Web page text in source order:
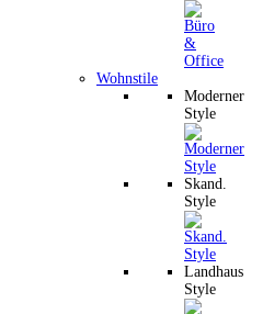
Wohnstile
Moderner
Style
Skand.
Style
Landhaus
Style